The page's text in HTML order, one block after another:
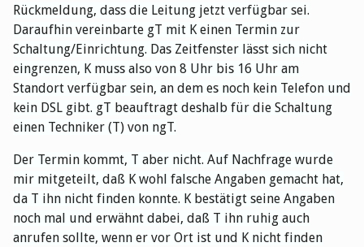
Rückmeldung, dass die Leitung jetzt verfügbar sei.
Daraufhin vereinbarte gT mit K einen Termin zur
Schaltung/Einrichtung. Das Zeitfenster lässt sich nicht
eingrenzen, K muss also von 8 Uhr bis 16 Uhr am
Standort verfügbar sein, an dem es noch kein Telefon und
kein DSL gibt. gT beauftragt deshalb für die Schaltung
einen Techniker (T) von ngT.
Der Termin kommt, T aber nicht. Auf Nachfrage wurde
mir mitgeteilt, daß K wohl falsche Angaben gemacht hat,
da T ihn nicht finden konnte. K bestätigt seine Angaben
noch mal und erwähnt dabei, daß T ihn ruhig auch
anrufen sollte, wenn er vor Ort ist und K nicht finden